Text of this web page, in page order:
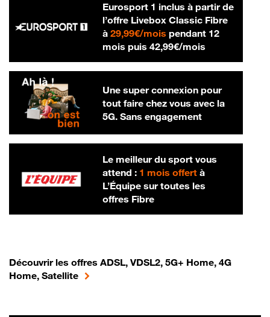
Eurosport 1 inclus à partir de
l’offre Livebox Classic Fibre
à 29,99€/mois29,99 € par mois
pendant 12
mois puis 42,99€/mois42,99 € par
Une super connexion pour
tout faire chez vous avec la
5G. Sans engagement
Le meilleur du sport vous
attend : 1 mois offertà
L’Équipe sur toutes les
offres Fibre
Découvrir les offres ADSL, VDSL2, 5G+ Home, 4G
Home, Satellite